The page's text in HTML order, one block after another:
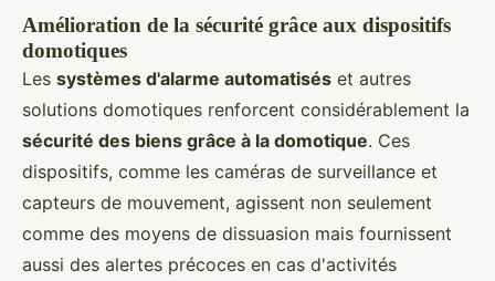
Amélioration de la sécurité grâce aux dispositifs
domotiques
Les systèmes d'alarme automatisés et autres
solutions domotiques renforcent considérablement la
sécurité des biens grâce à la domotique. Ces
dispositifs, comme les caméras de surveillance et
capteurs de mouvement, agissent non seulement
comme des moyens de dissuasion mais fournissent
aussi des alertes précoces en cas d'activités